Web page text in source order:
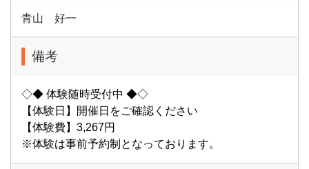
青山 好一
備考
◇◆ 体験随時受付中 ◆◇
【体験日】開催日をご確認ください
【体験費】3,267円
※体験は事前予約制となっております。